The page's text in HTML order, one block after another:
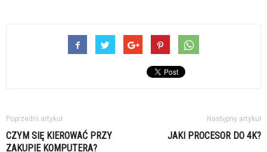
Poprzedni artykuł
CZYM SIĘ KIEROWAĆ PRZY
ZAKUPIE KOMPUTERA?
Następny artykuł
JAKI PROCESOR DO 4K?